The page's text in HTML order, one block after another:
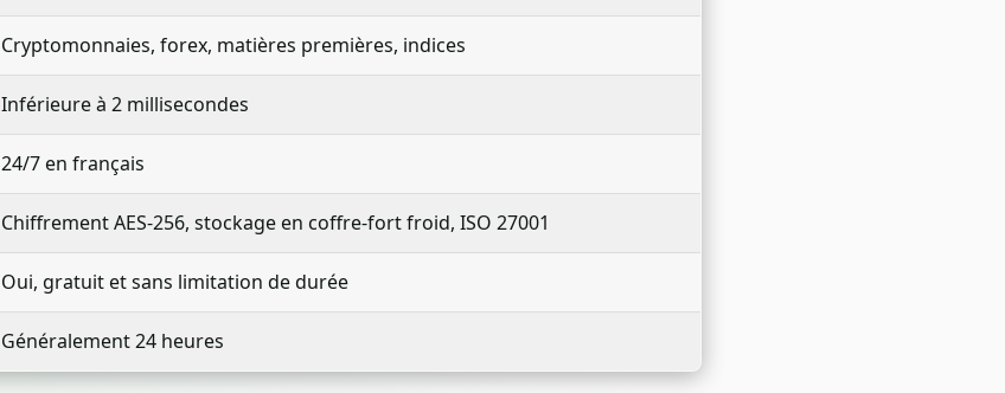
Cryptomonnaies, forex, matières premières, indices
Inférieure à 2 millisecondes
24/7 en français
Chiffrement AES-256, stockage en coffre-fort froid, ISO 27001
Oui, gratuit et sans limitation de durée
Généralement 24 heures